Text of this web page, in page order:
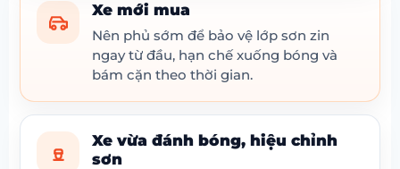
Xe mới mua
Nên phủ sớm để bảo vệ lớp sơn zin
ngay từ đầu, hạn chế xuống bóng và
bám cặn theo thời gian.
Xe vừa đánh bóng, hiệu chỉnh
sơn